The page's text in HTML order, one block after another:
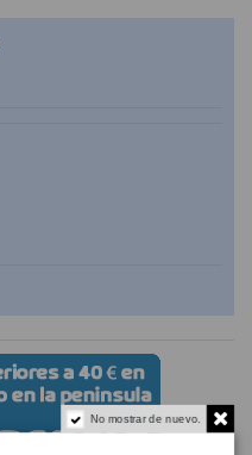
No mostrar de nuevo.